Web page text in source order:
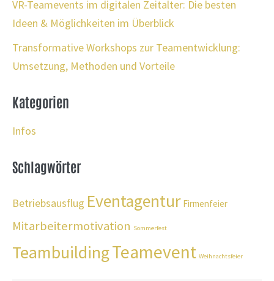
VR-Teamevents im digitalen Zeitalter: Die besten
Ideen & Möglichkeiten im Überblick
Transformative Workshops zur Teamentwicklung:
Umsetzung, Methoden und Vorteile
Kategorien
Infos
Schlagwörter
Betriebsausflug Eventagentur Firmenfeier
Mitarbeitermotivation Sommerfest
TeambuildingTeamevent Weihnachtsfeier